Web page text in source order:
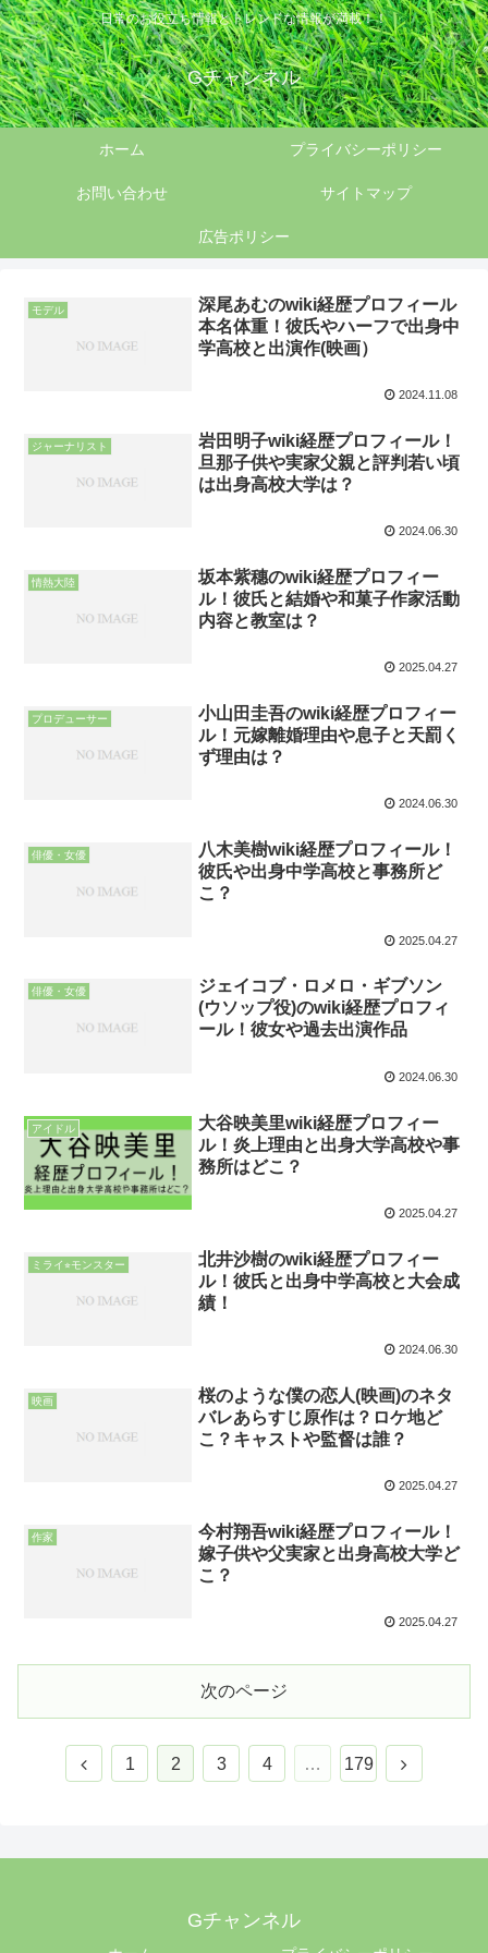
日常のお役立ち情報とトレンドな情報が満載！！
Gチャンネル
ホーム プライバシーポリシー
お問い合わせ サイトマップ
広告ポリシー
モデル
深尾あむのwiki経歴プロフィール
本名体重！彼氏やハーフで出身中
学高校と出演作(映画）
2024.11.08
ジャーナリスト
岩田明子wiki経歴プロフィール！
旦那子供や実家父親と評判若い頃
は出身高校大学は？
2024.06.30
情熱大陸
坂本紫穗のwiki経歴プロフィー
ル！彼氏と結婚や和菓子作家活動
内容と教室は？
2025.04.27
プロデューサー
小山田圭吾のwiki経歴プロフィー
ル！元嫁離婚理由や息子と天罰く
ず理由は？
2024.06.30
俳優・女優
八木美樹wiki経歴プロフィール！
彼氏や出身中学高校と事務所ど
こ？
2025.04.27
俳優・女優
ジェイコブ・ロメロ・ギブソン
(ウソップ役)のwiki経歴プロフィ
ール！彼女や過去出演作品
2024.06.30
アイドル
大谷映美里wiki経歴プロフィー
ル！炎上理由と出身大学高校や事
務所はどこ？
2025.04.27
ミライ⭐︎モンスター
北井沙樹のwiki経歴プロフィー
ル！彼氏と出身中学高校と大会成
績！
2024.06.30
映画
桜のような僕の恋人(映画)のネタ
バレあらすじ原作は？ロケ地ど
こ？キャストや監督は誰？
2025.04.27
作家
今村翔吾wiki経歴プロフィール！
嫁子供や父実家と出身高校大学ど
こ？
2025.04.27
次のページ
1 2 3 4 … 179
Gチャンネル